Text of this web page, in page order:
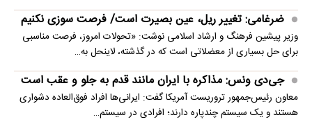
ضرغامی: تغییر ریل، عین بصیرت است/ فرصت سوزی نکنیم
وزیر پیشین فرهنگ و ارشاد اسلامی نوشت: «تحولات امروز، فرصت مناسبی
برای حل بسیاری از معضلاتی‌ است که در گذشته، لاینحل به…
جی‌دی ونس: مذاکره با ایران مانند قدم به جلو و عقب است
معاون رئیس‌جمهور تروریست آمریکا گفت: ایرانی‌ها افراد فوق‌العاده دشواری
هستند و یک سیستم چندپاره دارند؛ افرادی در سیستم…